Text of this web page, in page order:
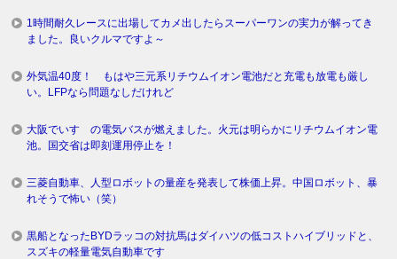
1時間耐久レースに出場してカメ出したらスーパーワンの実力が解ってき
ました。良いクルマですよ～
外気温40度！ もはや三元系リチウムイオン電池だと充電も放電も厳し
い。LFPなら問題なしだけれど
大阪でいすゞの電気バスが燃えました。火元は明らかにリチウムイオン電
池。国交省は即刻運用停止を！
三菱自動車、人型ロボットの量産を発表して株価上昇。中国ロボット、暴
れそうで怖い（笑）
黒船となったBYDラッコの対抗馬はダイハツの低コストハイブリッドと、
スズキの軽量電気自動車です